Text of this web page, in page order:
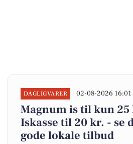
DAGLIGVARER 02-08-2026 16:01
Magnum is til kun 25
Iskasse til 20 kr. - se
gode lokale tilbud